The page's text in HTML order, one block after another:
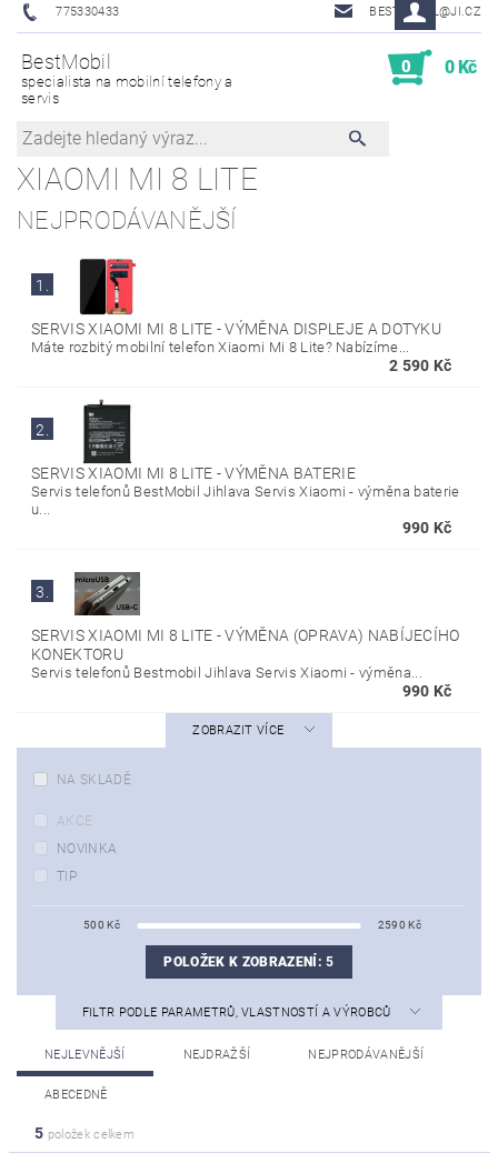
775330433 BESTMOBIL@JI.CZ
BestMobil
specialista na mobilní telefony a
servis
0 0 Kč
XIAOMI MI 8 LITE
NEJPRODÁVANĚJŠÍ
1.
SERVIS XIAOMI MI 8 LITE - VÝMĚNA DISPLEJE A DOTYKU
Máte rozbitý mobilní telefon Xiaomi Mi 8 Lite? Nabízíme...
2 590 Kč
2.
SERVIS XIAOMI MI 8 LITE - VÝMĚNA BATERIE
Servis telefonů BestMobil Jihlava Servis Xiaomi - výměna baterie
u...
990 Kč
3.
SERVIS XIAOMI MI 8 LITE - VÝMĚNA (OPRAVA) NABÍJECÍHO
KONEKTORU
Servis telefonů Bestmobil Jihlava Servis Xiaomi - výměna...
990 Kč
ZOBRAZIT VÍCE
NA SKLADĚ
AKCE
NOVINKA
TIP
500 Kč 2590 Kč
POLOŽEK K ZOBRAZENÍ:5
FILTR PODLE PARAMETRŮ, VLASTNOSTÍ A VÝROBCŮ
NEJLEVNĚJŠÍ NEJDRAŽŠÍ NEJPRODÁVANĚJŠÍ
ABECEDNĚ
5 položek celkem